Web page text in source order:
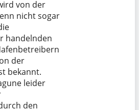
von der
nicht sogar
handelnden
der
bekannt.
leider
den